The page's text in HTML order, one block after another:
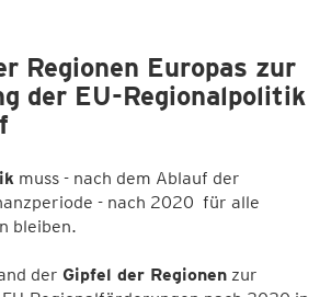
Regionen Europas zur
der EU-Regionalpolitik
muss - nach dem Ablauf der
- nach 2020 für alle
bleiben.
der Gipfel der Regionen zur